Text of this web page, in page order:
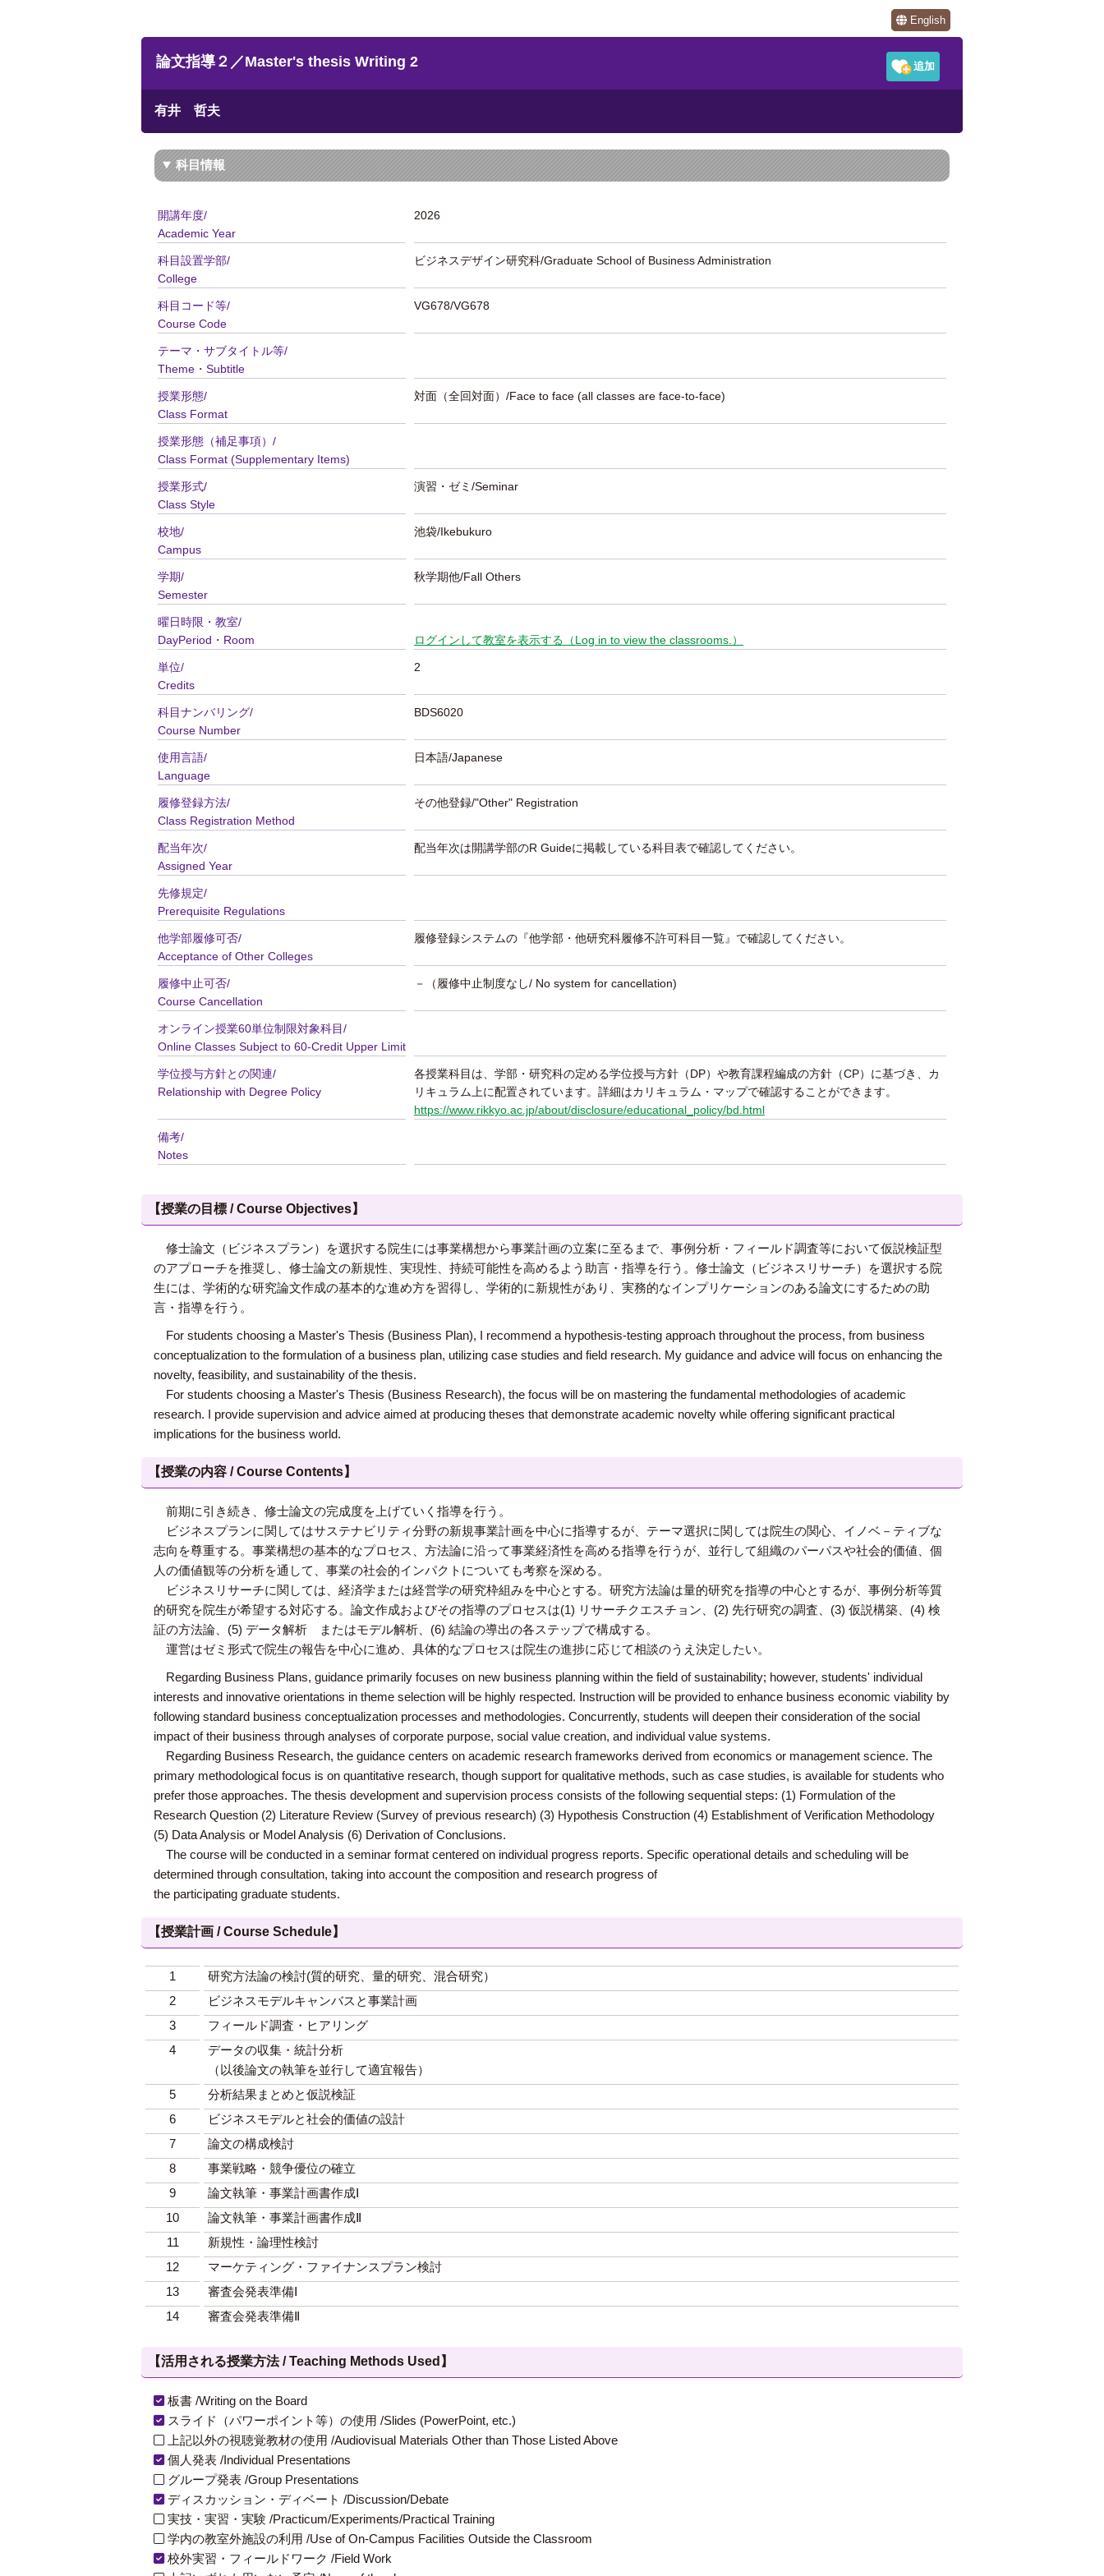
English
論文指導２／Master's thesis Writing 2
有井 哲夫
科目情報
開講年度/
Academic Year
2026
科目設置学部/
College
ビジネスデザイン研究科/Graduate School of Business Administration
科目コード等/
Course Code
VG678/VG678
テーマ・サブタイトル等/
Theme・Subtitle
授業形態/
Class Format
対面（全回対面）/Face to face (all classes are face-to-face)
授業形態（補足事項）/
Class Format (Supplementary Items)
授業形式/
Class Style
演習・ゼミ/Seminar
校地/
Campus
池袋/Ikebukuro
学期/
Semester
秋学期他/Fall Others
曜日時限・教室/
DayPeriod・Room
ログインして教室を表示する（Log in to view the classrooms.）
単位/
Credits
2
科目ナンバリング/
Course Number
BDS6020
使用言語/
Language
日本語/Japanese
履修登録方法/
Class Registration Method
その他登録/"Other" Registration
配当年次/
Assigned Year
配当年次は開講学部のR Guideに掲載している科目表で確認してください。
先修規定/
Prerequisite Regulations
他学部履修可否/
Acceptance of Other Colleges
履修登録システムの『他学部・他研究科履修不許可科目一覧』で確認してください。
履修中止可否/
Course Cancellation
－（履修中止制度なし/ No system for cancellation)
オンライン授業60単位制限対象科目/
Online Classes Subject to 60-Credit Upper Limit
学位授与方針との関連/
Relationship with Degree Policy
各授業科目は、学部・研究科の定める学位授与方針（DP）や教育課程編成の方針（CP）に基づき、カ
リキュラム上に配置されています。詳細はカリキュラム・マップで確認することができます。
https://www.rikkyo.ac.jp/about/disclosure/educational_policy/bd.html
備考/
Notes
【授業の目標 / Course Objectives】
修士論文（ビジネスプラン）を選択する院生には事業構想から事業計画の立案に至るまで、事例分析・フィールド調査等において仮説検証型
のアプローチを推奨し、修士論文の新規性、実現性、持続可能性を高めるよう助言・指導を行う。修士論文（ビジネスリサーチ）を選択する院
生には、学術的な研究論文作成の基本的な進め方を習得し、学術的に新規性があり、実務的なインプリケーションのある論文にするための助
言・指導を行う。
For students choosing a Master's Thesis (Business Plan), I recommend a hypothesis-testing approach throughout the process, from business
conceptualization to the formulation of a business plan, utilizing case studies and field research. My guidance and advice will focus on enhancing the
novelty, feasibility, and sustainability of the thesis.
For students choosing a Master's Thesis (Business Research), the focus will be on mastering the fundamental methodologies of academic
research. I provide supervision and advice aimed at producing theses that demonstrate academic novelty while offering significant practical
implications for the business world.
【授業の内容 / Course Contents】
前期に引き続き、修士論文の完成度を上げていく指導を行う。
ビジネスプランに関してはサステナビリティ分野の新規事業計画を中心に指導するが、テーマ選択に関しては院生の関心、イノベ－ティブな
志向を尊重する。事業構想の基本的なプロセス、方法論に沿って事業経済性を高める指導を行うが、並行して組織のパーパスや社会的価値、個
人の価値観等の分析を通して、事業の社会的インパクトについても考察を深める。
ビジネスリサーチに関しては、経済学または経営学の研究枠組みを中心とする。研究方法論は量的研究を指導の中心とするが、事例分析等質
的研究を院生が希望する対応する。論文作成およびその指導のプロセスは(1) リサーチクエスチョン、(2) 先行研究の調査、(3) 仮説構築、(4) 検
証の方法論、(5) データ解析 またはモデル解析、(6) 結論の導出の各ステップで構成する。
運営はゼミ形式で院生の報告を中心に進め、具体的なプロセスは院生の進捗に応じて相談のうえ決定したい。
Regarding Business Plans, guidance primarily focuses on new business planning within the field of sustainability; however, students' individual
interests and innovative orientations in theme selection will be highly respected. Instruction will be provided to enhance business economic viability by
following standard business conceptualization processes and methodologies. Concurrently, students will deepen their consideration of the social
impact of their business through analyses of corporate purpose, social value creation, and individual value systems.
Regarding Business Research, the guidance centers on academic research frameworks derived from economics or management science. The
primary methodological focus is on quantitative research, though support for qualitative methods, such as case studies, is available for students who
prefer those approaches. The thesis development and supervision process consists of the following sequential steps: (1) Formulation of the
Research Question (2) Literature Review (Survey of previous research) (3) Hypothesis Construction (4) Establishment of Verification Methodology
(5) Data Analysis or Model Analysis (6) Derivation of Conclusions.
The course will be conducted in a seminar format centered on individual progress reports. Specific operational details and scheduling will be
determined through consultation, taking into account the composition and research progress of
the participating graduate students.
【授業計画 / Course Schedule】
1
研究方法論の検討(質的研究、量的研究、混合研究）
2
ビジネスモデルキャンバスと事業計画
3
フィールド調査・ヒアリング
4
データの収集・統計分析
（以後論文の執筆を並行して適宜報告）
5
分析結果まとめと仮説検証
6
ビジネスモデルと社会的価値の設計
7
論文の構成検討
8
事業戦略・競争優位の確立
9
論文執筆・事業計画書作成Ⅰ
10
論文執筆・事業計画書作成Ⅱ
11
新規性・論理性検討
12
マーケティング・ファイナンスプラン検討
13
審査会発表準備Ⅰ
14
審査会発表準備Ⅱ
【活用される授業方法 / Teaching Methods Used】
板書 /Writing on the Board
スライド（パワーポイント等）の使用 /Slides (PowerPoint, etc.)
上記以外の視聴覚教材の使用 /Audiovisual Materials Other than Those Listed Above
個人発表 /Individual Presentations
グループ発表 /Group Presentations
ディスカッション・ディベート /Discussion/Debate
実技・実習・実験 /Practicum/Experiments/Practical Training
学内の教室外施設の利用 /Use of On-Campus Facilities Outside the Classroom
校外実習・フィールドワーク /Field Work